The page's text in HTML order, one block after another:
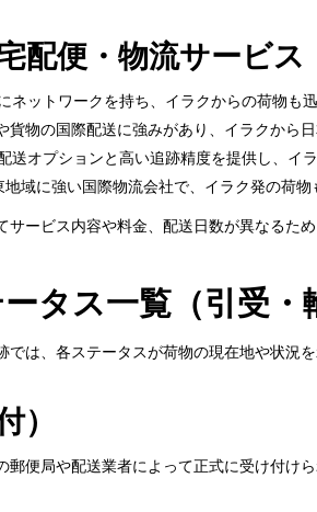
配便・物流サービス
ネットワークを持ち、イラクからの荷物も
貨物の国際配送に強みがあり、イラクから
送オプションと高い追跡精度を提供し、イ
域に強い国際物流会社で、イラク発の荷物
サービス内容や料金、配送日数が異なるた
タス一覧（引受・
では、各ステータスが荷物の現在地や状況
）
郵便局や配送業者によって正式に受け付け